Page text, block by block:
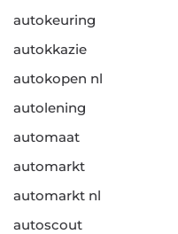
autokeuring
autokkazie
autokopen nl
autolening
automaat
automarkt
automarkt nl
autoscout